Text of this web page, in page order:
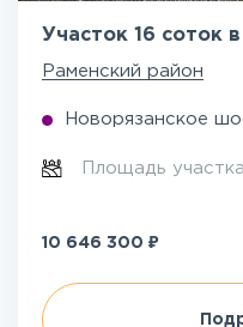
Участок 16 соток
Раменский район
Новорязанское
Площадь
10 646 300 ₽